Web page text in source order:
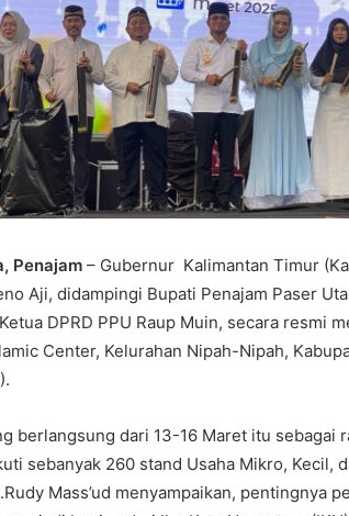
Penajam – Gubernur Kalimantan Timur
Aji, didampingi Bupati Penajam Paser
DPRD PPU Raup Muin, secara resmi
Center, Kelurahan Nipah-Nipah,
berlangsung dari 13-16 Maret itu sebagai
sebanyak 260 stand Usaha Mikro, Kecil,
Mass’ud menyampaikan, pentingnya